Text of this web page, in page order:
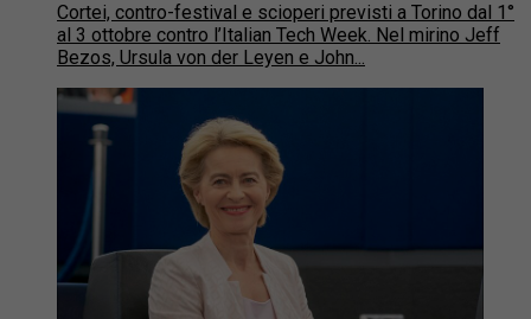
Cortei, contro-festival e scioperi previsti a Torino dal 1°
al 3 ottobre contro l’Italian Tech Week. Nel mirino Jeff
Bezos, Ursula von der Leyen e John...